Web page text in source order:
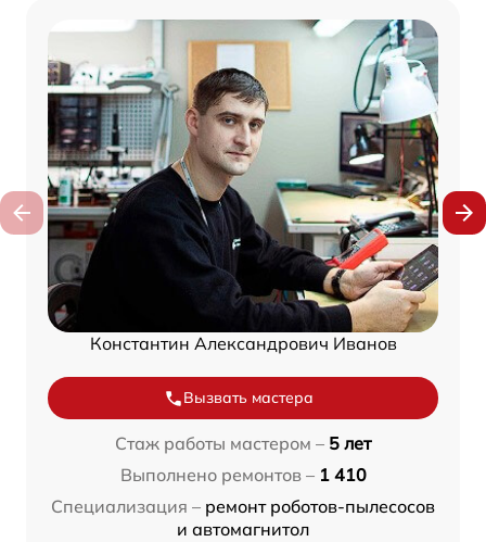
Константин Александрович Иванов
Вызвать мастера
Стаж работы мастером – 5 лет
Выполнено ремонтов – 1 410
Специализация – ремонт роботов-пылесосов
и автомагнитол